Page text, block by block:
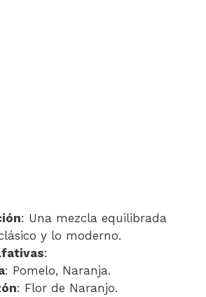
: Una mezcla equilibrada
y lo moderno.
:
: Pomelo, Naranja.
: Flor de Naranjo.